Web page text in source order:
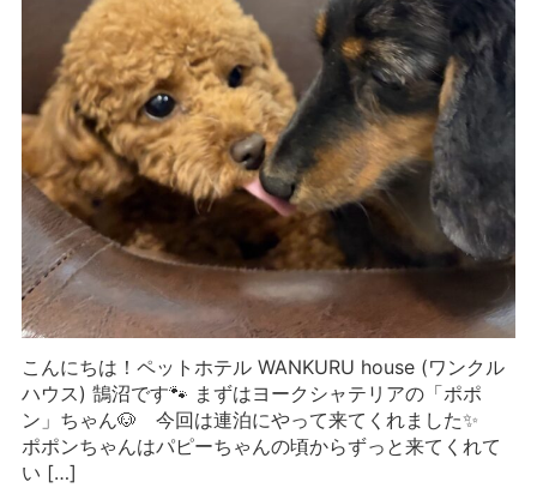
こんにちは！ペットホテル WANKURU house (ワンクル
ハウス) 鵠沼です🐾 まずはヨークシャテリアの「ポポ
ン」ちゃん🐶 今回は連泊にやって来てくれました✨
ポポンちゃんはパピーちゃんの頃からずっと来てくれて
い […]